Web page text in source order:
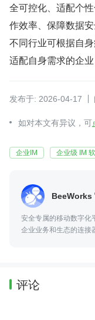
全可控化、适配个
作效率、保障数据
不同行业可根据自
适配自身需求的企业
发布于: 2026-04-17
如对本文有异议，可
企业IM 企业级 IM
BeeWorks
安全专属的移动数字化
企业业务和生态的连接
评论